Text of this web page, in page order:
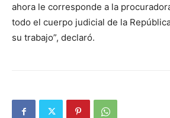
ahora le corresponde a la
todo el cuerpo judicial de la
su trabajo”, declaró.